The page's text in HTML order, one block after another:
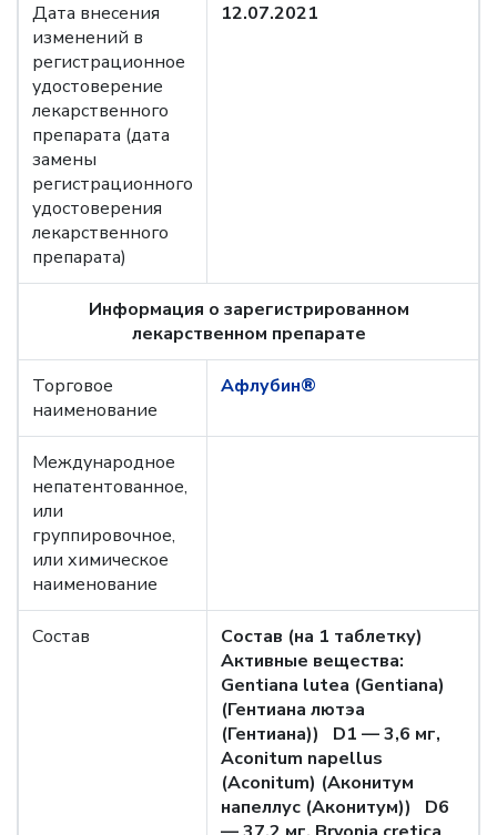
Дата внесения
изменений в
регистрационное
удостоверение
лекарственного
препарата (дата
замены
регистрационного
удостоверения
лекарственного
препарата)
12.07.2021
Информация о зарегистрированном
лекарственном препарате
Торговое
наименование
Афлубин®
Международное
непатентованное,
или
группировочное,
или химическое
наименование
Состав
Состав (на 1 таблетку)
Активные вещества:
Gentiana lutea (Gentiana)
(Гентиана лютэа
(Гентиана)) D1 — 3,6 мг,
Aconitum napellus
(Aconitum) (Аконитум
напеллус (Аконитум)) D6